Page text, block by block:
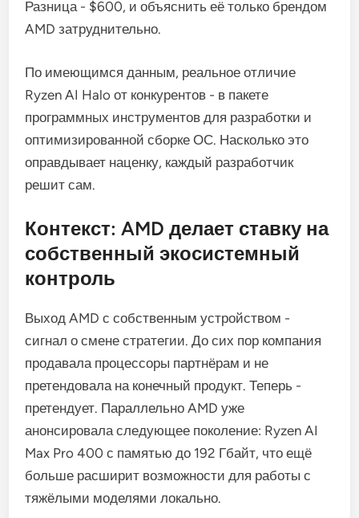
Разница - $600, и объяснить её только брендом
AMD затруднительно.
По имеющимся данным, реальное отличие
Ryzen AI Halo от конкурентов - в пакете
программных инструментов для разработки и
оптимизированной сборке ОС. Насколько это
оправдывает наценку, каждый разработчик
решит сам.
Контекст: AMD делает ставку на
собственный экосистемный
контроль
Выход AMD с собственным устройством -
сигнал о смене стратегии. До сих пор компания
продавала процессоры партнёрам и не
претендовала на конечный продукт. Теперь -
претендует. Параллельно AMD уже
анонсировала следующее поколение: Ryzen AI
Max Pro 400 с памятью до 192 Гбайт, что ещё
больше расширит возможности для работы с
тяжёлыми моделями локально.